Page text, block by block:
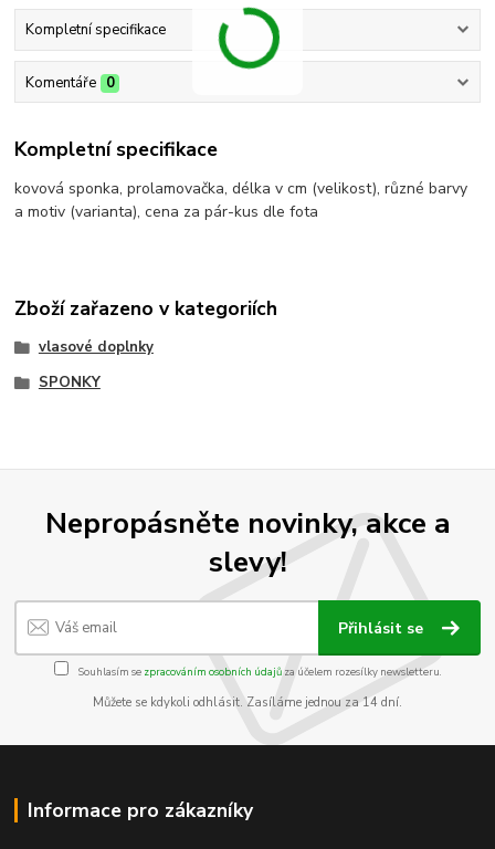
Kompletní specifikace
Komentáře 0
Kompletní specifikace
kovová sponka, prolamovačka, délka v cm (velikost), různé barvy
a motiv (varianta), cena za pár-kus dle fota
Zboží zařazeno v kategoriích
vlasové doplnky
SPONKY
Nepropásněte novinky, akce a
slevy!
Přihlásit se
Souhlasím se zpracováním osobních údajůza účelem rozesílky newsletteru.
Můžete se kdykoli odhlásit. Zasíláme jednou za 14 dní.
Informace pro zákazníky